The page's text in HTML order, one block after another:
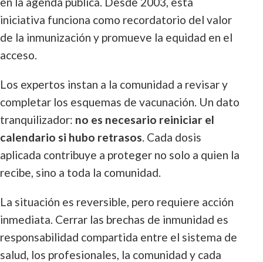
iniciativa funciona como recordatorio del valor
de la inmunización y promueve la equidad en el
acceso.
Los expertos instan a la comunidad a revisar y
completar los esquemas de vacunación. Un dato
tranquilizador: no es necesario reiniciar el
calendario si hubo retrasos. Cada dosis
aplicada contribuye a proteger no solo a quien la
recibe, sino a toda la comunidad.
La situación es reversible, pero requiere acción
inmediata. Cerrar las brechas de inmunidad es
responsabilidad compartida entre el sistema de
salud, los profesionales, la comunidad y cada